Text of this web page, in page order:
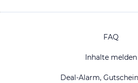
FAQ
Inhalte melden
Deal-Alarm,